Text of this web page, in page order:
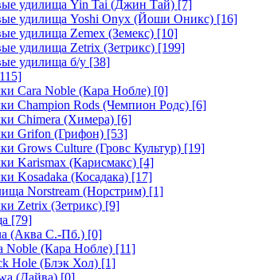
удилища Yin Tai (Джин Тай) [7]
удилища Yoshi Onyx (Йоши Оникс) [16]
удилища Zemex (Земекс) [10]
удилища Zetrix (Зетрикс) [199]
удилища б/у [38]
Cara Noble (Кара Нобле) [0]
Champion Rods (Чемпион Родс) [6]
Chimera (Химера) [6]
Grifon (Грифон) [53]
Grows Culture (Гровс Культур) [19]
Karismax (Карисмакс) [4]
Kosadaka (Косадака) [17]
Norstream (Норстрим) [1]
Zetrix (Зетрикс) [9]
[79]
(Аква С.-Пб.) [0]
Noble (Кара Нобле) [11]
Hole (Блэк Хол) [1]